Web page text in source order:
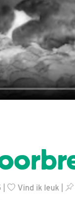
Vind ik leuk